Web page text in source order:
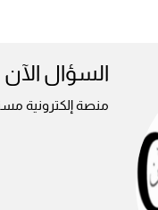
السؤال الآن
منصة إلكترونية